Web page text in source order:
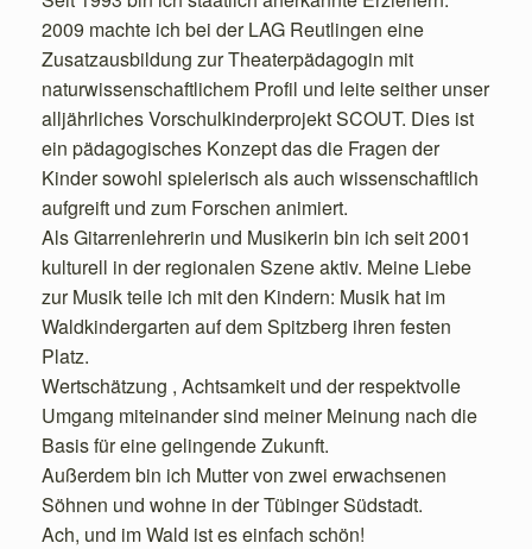
2009 machte ich bei der LAG Reutlingen eine
Zusatzausbildung zur Theaterpädagogin mit
naturwissenschaftlichem Profil und leite seither unser
alljährliches Vorschulkinderprojekt SCOUT. Dies ist
ein pädagogisches Konzept das die Fragen der
Kinder sowohl spielerisch als auch wissenschaftlich
aufgreift und zum Forschen animiert.
Als Gitarrenlehrerin und Musikerin bin ich seit 2001
kulturell in der regionalen Szene aktiv. Meine Liebe
zur Musik teile ich mit den Kindern: Musik hat im
Waldkindergarten auf dem Spitzberg ihren festen
Platz.
Wertschätzung , Achtsamkeit und der respektvolle
Umgang miteinander sind meiner Meinung nach die
Basis für eine gelingende Zukunft.
Außerdem bin ich Mutter von zwei erwachsenen
Söhnen und wohne in der Tübinger Südstadt.
Ach, und im Wald ist es einfach schön!